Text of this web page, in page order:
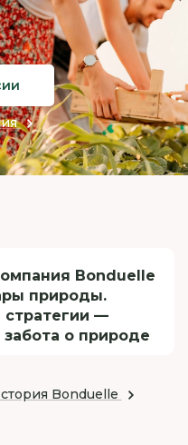
Bonduelle
природы.
—
о природе
Bonduelle